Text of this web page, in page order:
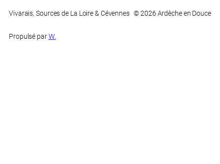
Vivarais, Sources de La Loire & Cévennes © 2026 Ardèche en Douce
Propulsé parW.